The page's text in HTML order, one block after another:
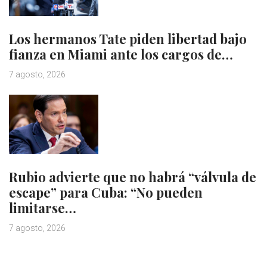
Los hermanos Tate piden libertad bajo
fianza en Miami ante los cargos de…
7 agosto, 2026
Rubio advierte que no habrá “válvula de
escape” para Cuba: “No pueden
limitarse…
7 agosto, 2026